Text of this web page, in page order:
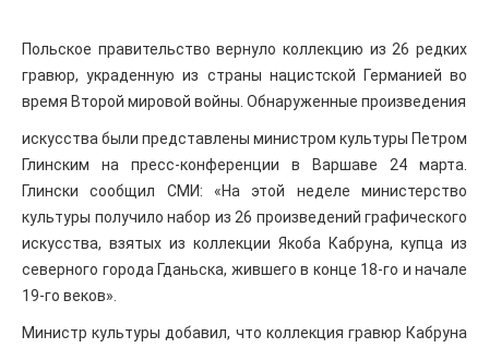
Польское правительство вернуло коллекцию из 26 редких
гравюр, украденную из страны нацистской Германией во
время Второй мировой войны. Обнаруженные произведения
искусства были представлены министром культуры Петром
Глинским на пресс-конференции в Варшаве 24 марта.
Глински сообщил СМИ: «На этой неделе министерство
культуры получило набор из 26 произведений графического
искусства, взятых из коллекции Якоба Кабруна, купца из
северного города Гданьска, жившего в конце 18-го и начале
19-го веков».
Министр культуры добавил, что коллекция гравюр Кабруна